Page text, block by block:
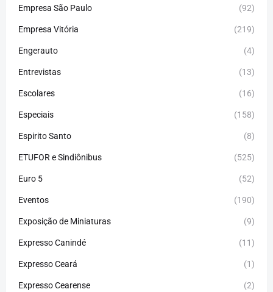
Empresa São Paulo (92)
Empresa Vitória (219)
Engerauto (4)
Entrevistas (13)
Escolares (16)
Especiais (158)
Espirito Santo (8)
ETUFOR e Sindiônibus (525)
Euro 5 (52)
Eventos (190)
Exposição de Miniaturas (9)
Expresso Canindé (11)
Expresso Ceará (1)
Expresso Cearense (2)